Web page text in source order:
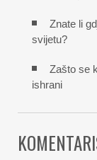
Znate li
svijetu?
Zašto se
ishrani